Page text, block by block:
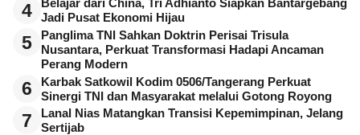
4
Belajar dari China, Tri Adhianto Siapkan Bantargebang
Jadi Pusat Ekonomi Hijau
5
Panglima TNI Sahkan Doktrin Perisai Trisula
Nusantara, Perkuat Transformasi Hadapi Ancaman
Perang Modern
6
Karbak Satkowil Kodim 0506/Tangerang Perkuat
Sinergi TNI dan Masyarakat melalui Gotong Royong
7
Lanal Nias Matangkan Transisi Kepemimpinan, Jelang
Sertijab